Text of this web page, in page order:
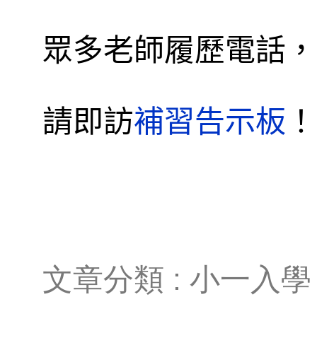
眾多老師履歷電話
請即訪補習告示板 ！
文章分類 : 小一入學